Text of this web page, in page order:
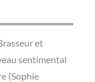
et
sentimental
(Sophie